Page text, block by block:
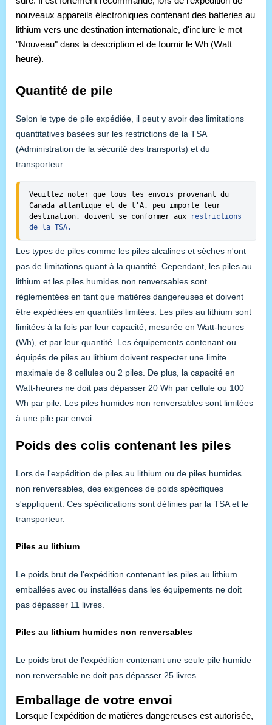
nouveaux appareils électroniques contenant des batteries au
lithium vers une destination internationale, d'inclure le mot
"Nouveau" dans la description et de fournir le Wh (Watt
heure).
Quantité de pile
Selon le type de pile expédiée, il peut y avoir des limitations
quantitatives basées sur les restrictions de la TSA
(Administration de la sécurité des transports) et du
transporteur.
Veuillez noter que tous les envois provenant du
Canada atlantique et de l'A, peu importe leur
destination, doivent se conformer aux
restrictions
de la TSA.
Les types de piles comme les piles alcalines et sèches n'ont
pas de limitations quant à la quantité. Cependant, les piles au
lithium et les piles humides non renversables sont
réglementées en tant que matières dangereuses et doivent
être expédiées en quantités limitées. Les piles au lithium sont
limitées à la fois par leur capacité, mesurée en Watt-heures
(Wh), et par leur quantité. Les équipements contenant ou
équipés de piles au lithium doivent respecter une limite
maximale de 8 cellules ou 2 piles. De plus, la capacité en
Watt-heures ne doit pas dépasser 20 Wh par cellule ou 100
Wh par pile. Les piles humides non renversables sont limitées
à une pile par envoi.
Poids des colis contenant les piles
Lors de l'expédition de piles au lithium ou de piles humides
non renversables, des exigences de poids spécifiques
s'appliquent. Ces spécifications sont définies par la TSA et le
transporteur.
Piles au lithium
Le poids brut de l'expédition contenant les piles au lithium
emballées avec ou installées dans les équipements ne doit
pas dépasser 11 livres.
Piles au lithium humides non renversables
Le poids brut de l'expédition contenant une seule pile humide
non renversable ne doit pas dépasser 25 livres.
Emballage de votre envoi
Lorsque l'expédition de matières dangereuses est autorisée,